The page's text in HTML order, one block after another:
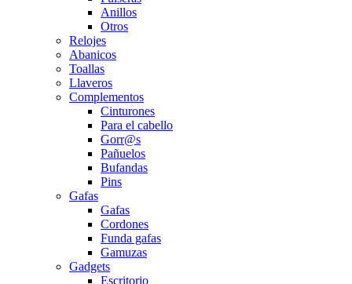
Anillos
Otros
Relojes
Abanicos
Toallas
Llaveros
Complementos
Cinturones
Para el cabello
Gorr@s
Pañuelos
Bufandas
Pins
Gafas
Gafas
Cordones
Funda gafas
Gamuzas
Gadgets
Escritorio